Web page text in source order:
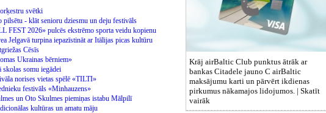
svētki
pilsētu - klāt senioru dziesmu un deju festivāls
FEST 2026» pulcēs ekstrēmo sporta veidu kopienu
Jelgavā turpina iepazīstināt ar Itālijas picas kultūru
Cēsīs
Ukrainas bērniem»
skolas somu iegādei
norises vietas spēlē «TILTI»
festivāls «Minhauzens»
un Oto Skulmes piemiņas istabu Mālpilī
kultūras un amatu māju
Krāj airBaltic Club punktus ātrāk ar
bankas Citadele jauno C airBaltic
maksājumu karti un pārvērt ikdienas
pirkumus nākamajos lidojumos. | Skatīt
vairāk